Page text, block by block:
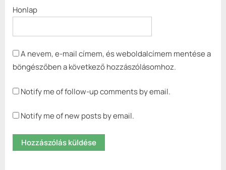
Honlap
A nevem, e-mail címem, és weboldalcímem mentése a
böngészőben a következő hozzászólásomhoz.
Notify me of follow-up comments by email.
Notify me of new posts by email.